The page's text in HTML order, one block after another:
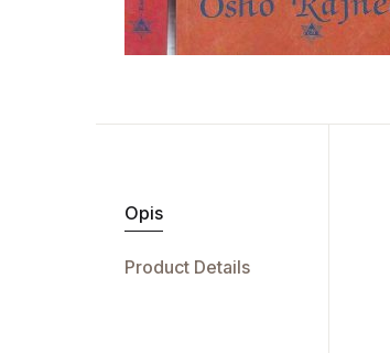
Opis
Product Details